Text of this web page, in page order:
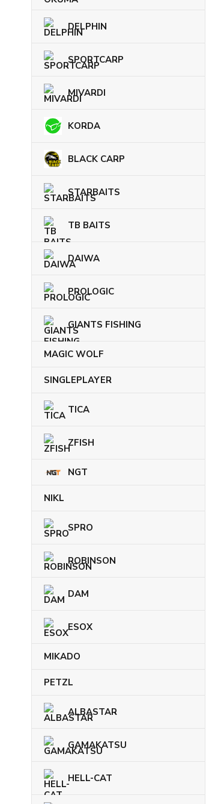
DELPHIN
SPORTCARP
MIVARDI
KORDA
BLACK CARP
STARBAITS
TB BAITS
DAIWA
PROLOGIC
GIANTS FISHING
MAGIC WOLF
SINGLEPLAYER
TICA
ZFISH
NGT
NIKL
SPRO
ROBINSON
DAM
ESOX
MIKADO
PETZL
ALBASTAR
GAMAKATSU
HELL-CAT